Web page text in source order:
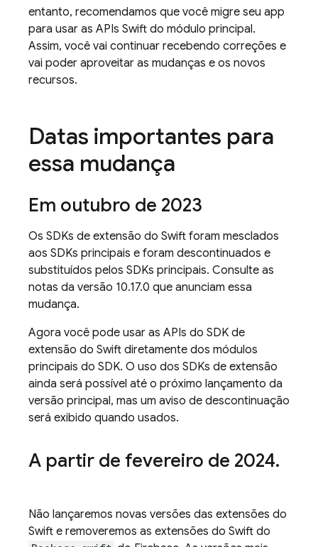
entanto, recomendamos que você migre seu app
para usar as APIs Swift do módulo principal.
Assim, você vai continuar recebendo correções e
vai poder aproveitar as mudanças e os novos
recursos.
Datas importantes para
essa mudança
Em outubro de 2023
Os SDKs de extensão do Swift foram mesclados
aos SDKs principais e foram descontinuados e
substituídos pelos SDKs principais. Consulte as
notas da versão 10.17.0 que anunciam essa
mudança.
Agora você pode usar as APIs do SDK de
extensão do Swift diretamente dos módulos
principais do SDK. O uso dos SDKs de extensão
ainda será possível até o próximo lançamento da
versão principal, mas um aviso de descontinuação
será exibido quando usados.
A partir de fevereiro de 2024.
Não lançaremos novas versões das extensões do
Swift e removeremos as extensões do Swift do